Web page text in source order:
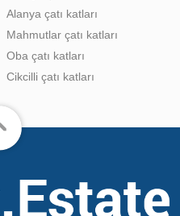
Alanya çatı katları
Mahmutlar çatı katları
Oba çatı katları
Cikcilli çatı katları